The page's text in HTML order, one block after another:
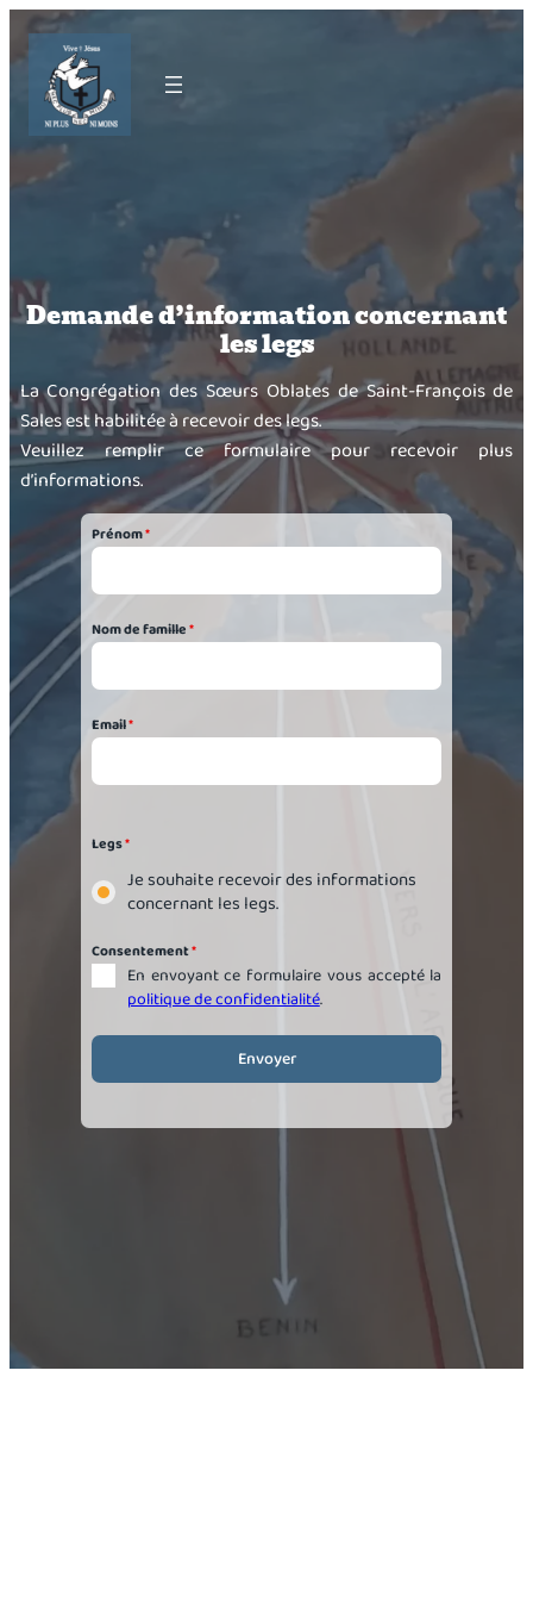
Demande d’information concernant
les legs
La Congrégation des Sœurs Oblates de Saint-François de
Sales est habilitée à recevoir des legs.
Veuillez remplir ce formulaire pour recevoir plus
d’informations.
Prénom*
Nom de famille*
Email*
Legs*
Je souhaite recevoir des informations
concernant les legs.
Consentement*
En envoyant ce formulaire vous accepté la
politique de confidentialité.
Envoyer